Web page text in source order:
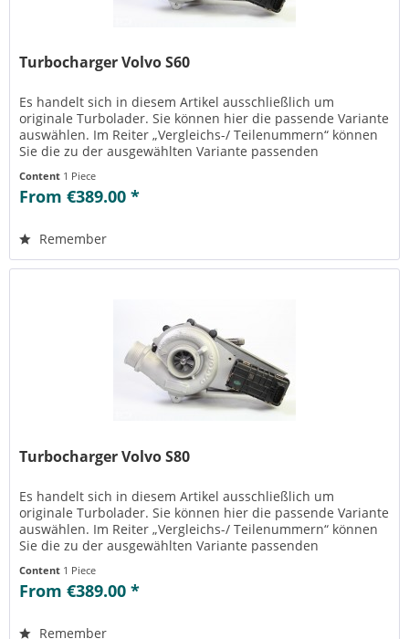
Turbocharger Volvo S60
Es handelt sich in diesem Artikel ausschließlich um
originale Turbolader. Sie können hier die passende Variante
auswählen. Im Reiter „Vergleichs-/ Teilenummern“ können
Sie die zu der ausgewählten Variante passenden
Content 1 Piece
From €389.00 *
Remember
Turbocharger Volvo S80
Es handelt sich in diesem Artikel ausschließlich um
originale Turbolader. Sie können hier die passende Variante
auswählen. Im Reiter „Vergleichs-/ Teilenummern“ können
Sie die zu der ausgewählten Variante passenden
Content 1 Piece
From €389.00 *
Remember